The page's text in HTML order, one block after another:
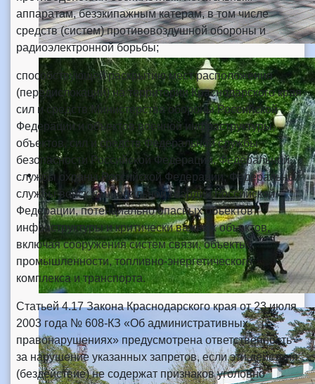
аппаратам, безэкипажным катерам, в том числе
средств (систем) противовоздушной обороны и
радиоэлектронной борьбы;
способствующей раскрытию мест расположения
(передислокации) на территории Краснодарского края
сил и средств Министерства обороны Российской
Федерации и объектов военной инфраструктуры,
объектов, сил и средств Федеральной службы
безопасности Российской Федерации, Федеральной
службы охраны Российской Федерации, Федеральной
службы войск национальной гвардии Российской
Федерации, потенциально опасных объектов
инфраструктуры и критически важных объектов,
включая сооружения систем связи, объекты
промышленности, топливно-энергетического
комплекса и транспорта.
Статьей 4.17 Закона Краснодарского края от 23 июля
2003 года № 608-КЗ «Об административных
правонарушениях» предусмотрена ответственность
за нарушение указанных запретов, если эти действия
(бездействие) не содержат признаков уголовно